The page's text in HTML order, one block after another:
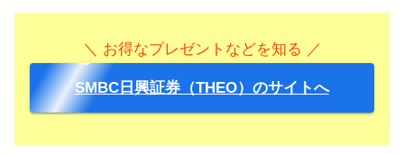
＼ お得なプレゼントなどを知る ／
SMBC日興証券（THEO）のサイトへ